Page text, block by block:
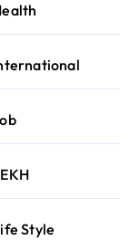
Style